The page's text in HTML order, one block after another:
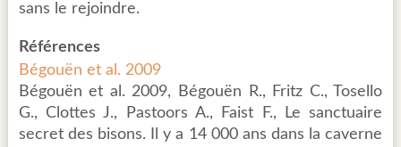
sans le rejoindre.
Références
Bégouën et al. 2009
Bégouën et al. 2009, Bégouën R., Fritz C., Tosello
G., Clottes J., Pastoors A., Faist F., Le sanctuaire
secret des bisons. Il y a 14 000 ans dans la caverne